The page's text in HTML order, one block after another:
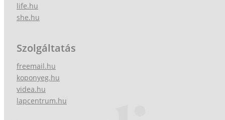
life.hu
she.hu
Szolgáltatás
freemail.hu
koponyeg.hu
videa.hu
lapcentrum.hu